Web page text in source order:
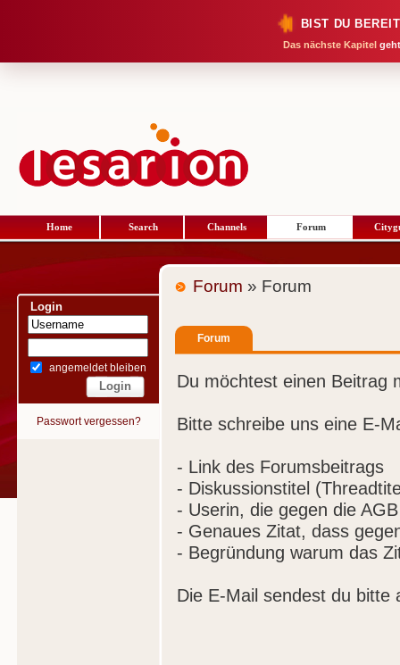
BIST DU
Das nächste Kapitel
Home Search Channels Forum
Login
angemeldet bleiben
Passwort vergessen?
Forum » Forum
Forum
Du möchtest einen Beitrag
Bitte schreibe uns eine E-
- Link des Forumsbeitrags
- Diskussionstitel
- Userin, die gegen die
- Genaues Zitat, dass
- Begründung warum das
Die E-Mail sendest du bitte